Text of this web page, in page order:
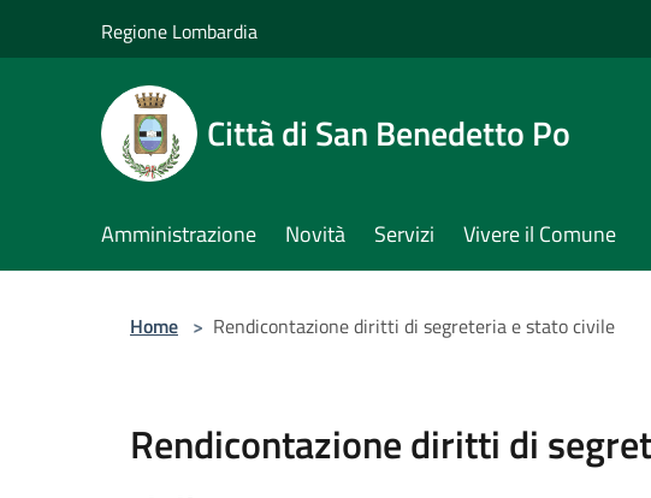
Regione Lombardia
Città di San Benedetto Po
Amministrazione Novità Servizi Vivere il Comune
Home > Rendicontazione diritti di segreteria e stato civile
Rendicontazione diritti di